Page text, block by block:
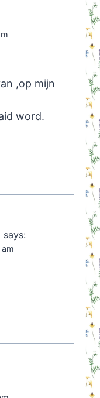
,op mijn
word.
says: